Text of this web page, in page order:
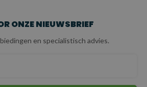
ONZE NIEUWSBRIEF
en specialistisch advies.